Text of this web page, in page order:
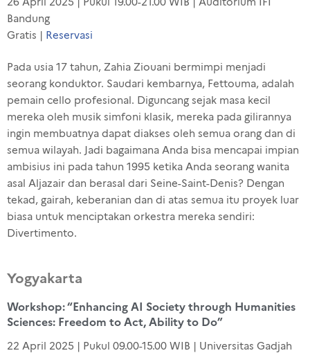
Bandung
Gratis | Reservasi
Pada usia 17 tahun, Zahia Ziouani bermimpi menjadi
seorang konduktor. Saudari kembarnya, Fettouma, adalah
pemain cello profesional. Diguncang sejak masa kecil
mereka oleh musik simfoni klasik, mereka pada gilirannya
ingin membuatnya dapat diakses oleh semua orang dan di
semua wilayah. Jadi bagaimana Anda bisa mencapai impian
ambisius ini pada tahun 1995 ketika Anda seorang wanita
asal Aljazair dan berasal dari Seine-Saint-Denis? Dengan
tekad, gairah, keberanian dan di atas semua itu proyek luar
biasa untuk menciptakan orkestra mereka sendiri:
Divertimento.
Yogyakarta
Workshop: “Enhancing AI Society through Humanities
Sciences: Freedom to Act, Ability to Do”
22 April 2025 | Pukul 09.00-15.00 WIB | Universitas Gadjah